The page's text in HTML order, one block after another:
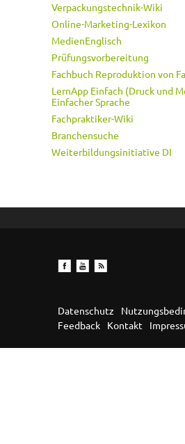
Verpackungstechnik-Wiki
Online-Marketing-Lexikon
MedienEnglisch
Prüfungsvorbereitung
Fachbuch Reproduktion von
LernApp Einfach (Druck und
Einfacher Sprache
Fachpraktiker-Wiki
Branchensuche
Weiterbildungsinitiative DI
Datenschutz
Feedback
Kontakt